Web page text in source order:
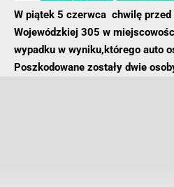
W piątek 5 czerwca chwilę
Wojewódzkiej 305 w
wypadku w wyniku,którego auto
Poszkodowane zostały dwie